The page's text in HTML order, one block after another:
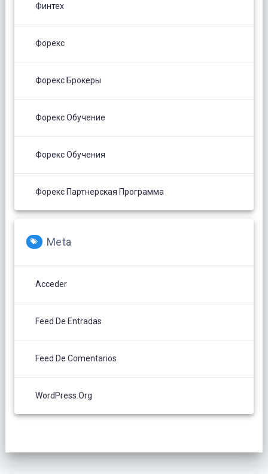
Финтех
Форекс
Форекс Брокеры
Форекс Обучение
Форекс Обучения
Форекс Партнерская Программа
Meta
Acceder
Feed De Entradas
Feed De Comentarios
WordPress.org